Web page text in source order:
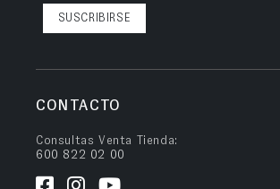
SUSCRIBIRSE
CONTACTO
Consultas Venta Tienda:
600 822 02 00